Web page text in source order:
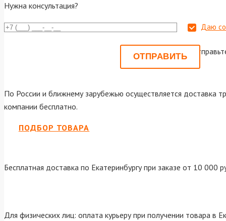
Нужна консультация?
Даю
Или
По России и ближнему зарубежью осуществляется доставка
компании бесплатно.
ПОДБОР ТОВАРА
Бесплатная доставка по Екатеринбургу при заказе от 10 000
Для физических лиц: оплата курьеру при получении товара в